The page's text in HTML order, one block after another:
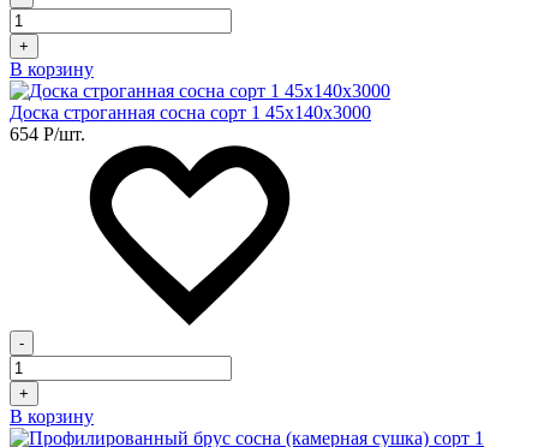
+
В корзину
Доска строганная сосна сорт 1 45х140х3000
654 Р/шт.
-
+
В корзину